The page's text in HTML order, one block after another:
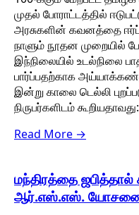
முதல் போராட்டத்தில்
அரசுகளின் கவனத்தை
நாளும் நூதன முறையில்
இந்நிலையில் உடல்நிலை
பார்ப்பதற்காக
இன்று காலை டெல்லி
நிருபர்களிடம் கூறியதாவது:
Read More →
மந்திரத்தை
ஆர்.எஸ்.எஸ்.